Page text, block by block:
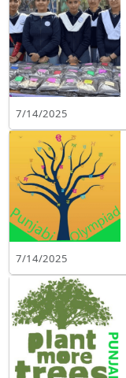
7/14/2025
7/14/2025